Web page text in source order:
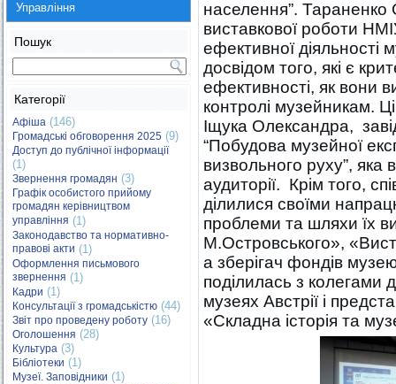
Управління
Пошук
Категорії
Афіша (146)
Громадські обговорення 2025 (9)
Доступ до публічної інформації
(1)
Звернення громадян (3)
Графік особистого прийому
громадян керівництвом
управління (1)
Законодавство та нормативно-
правові акти (1)
Оформлення письмового
звернення (1)
Кадри (1)
Консультації з громадськістю (44)
Звіт про проведену роботу (16)
Оголошення (28)
Культура (3)
Бібліотеки (1)
Музеї. Заповідники (1)
населення”. Тараненко
виставкової роботи
ефективної діяльності
досвідом того, які є
ефективності, як вони
контролі музейникам.
Іщука Олександра,
“Побудова музейної
визвольного руху”,
аудиторії. Крім того,
ділилися своїми
проблеми та шляхи їх
М.Островського»,
а зберігач фондів
поділилась з колегами
музеях Австрії і
«Складна історія та